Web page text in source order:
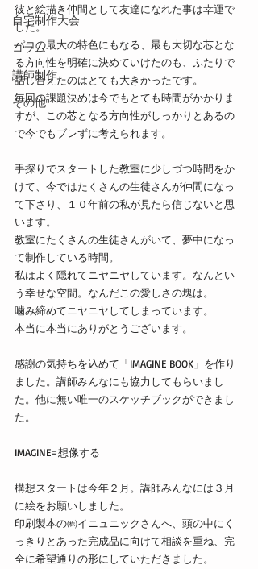
自宅制作大会
コラム
講師制作
その他
彼と絵描き仲間として友達になれた事は幸運で
した。
パコの最大の特色にもなる、最も大切な芯とな
る方向性を明確に決めていけたのも、ふたりで
話し合えたのはとても大きかったです。
毎回の課題決めは今でもとても時間がかかりま
すが、この芯となる方向性がしっかりとあるの
で今でもブレずに考えられます。
手探りでスタートした教室に少しづつ時間をか
けて、今ではたくさんの生徒さんが仲間になっ
て下さり、１０年前の私が見たら信じないと思
います。
教室にたくさんの生徒さんがいて、夢中になっ
て制作している時間。
私はよく隠れてニヤニヤしています。なんとい
う幸せな空間。なんだこの愛しさの塊は。
噛み締めてニヤニヤしてしまっています。
本当に本当にありがとうございます。
感謝の気持ちを込めて「IMAGINE BOOK」を作り
ました。講師みんなにも協力してもらいまし
た。他に無い唯一のスケッチブックができまし
た。
IMAGINE=想像する
構想スタートは今年２月。講師みんなには３月
に絵をお願いしました。
印刷製本の㈱イニュニックさんへ、頭の中にく
っきりとあった完成品に向けて相談を重ね、完
全に希望通りの形にしていただきました。